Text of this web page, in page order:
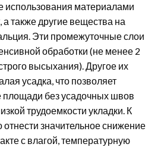
использования материалами
а также другие вещества на
Эти промежуточные слои
обработки (не менее 2
высыхания). Другое их
усадка, что позволяет
площади без усадочных швов
трудоемкости укладки. К
значительное снижение
с влагой, температурную